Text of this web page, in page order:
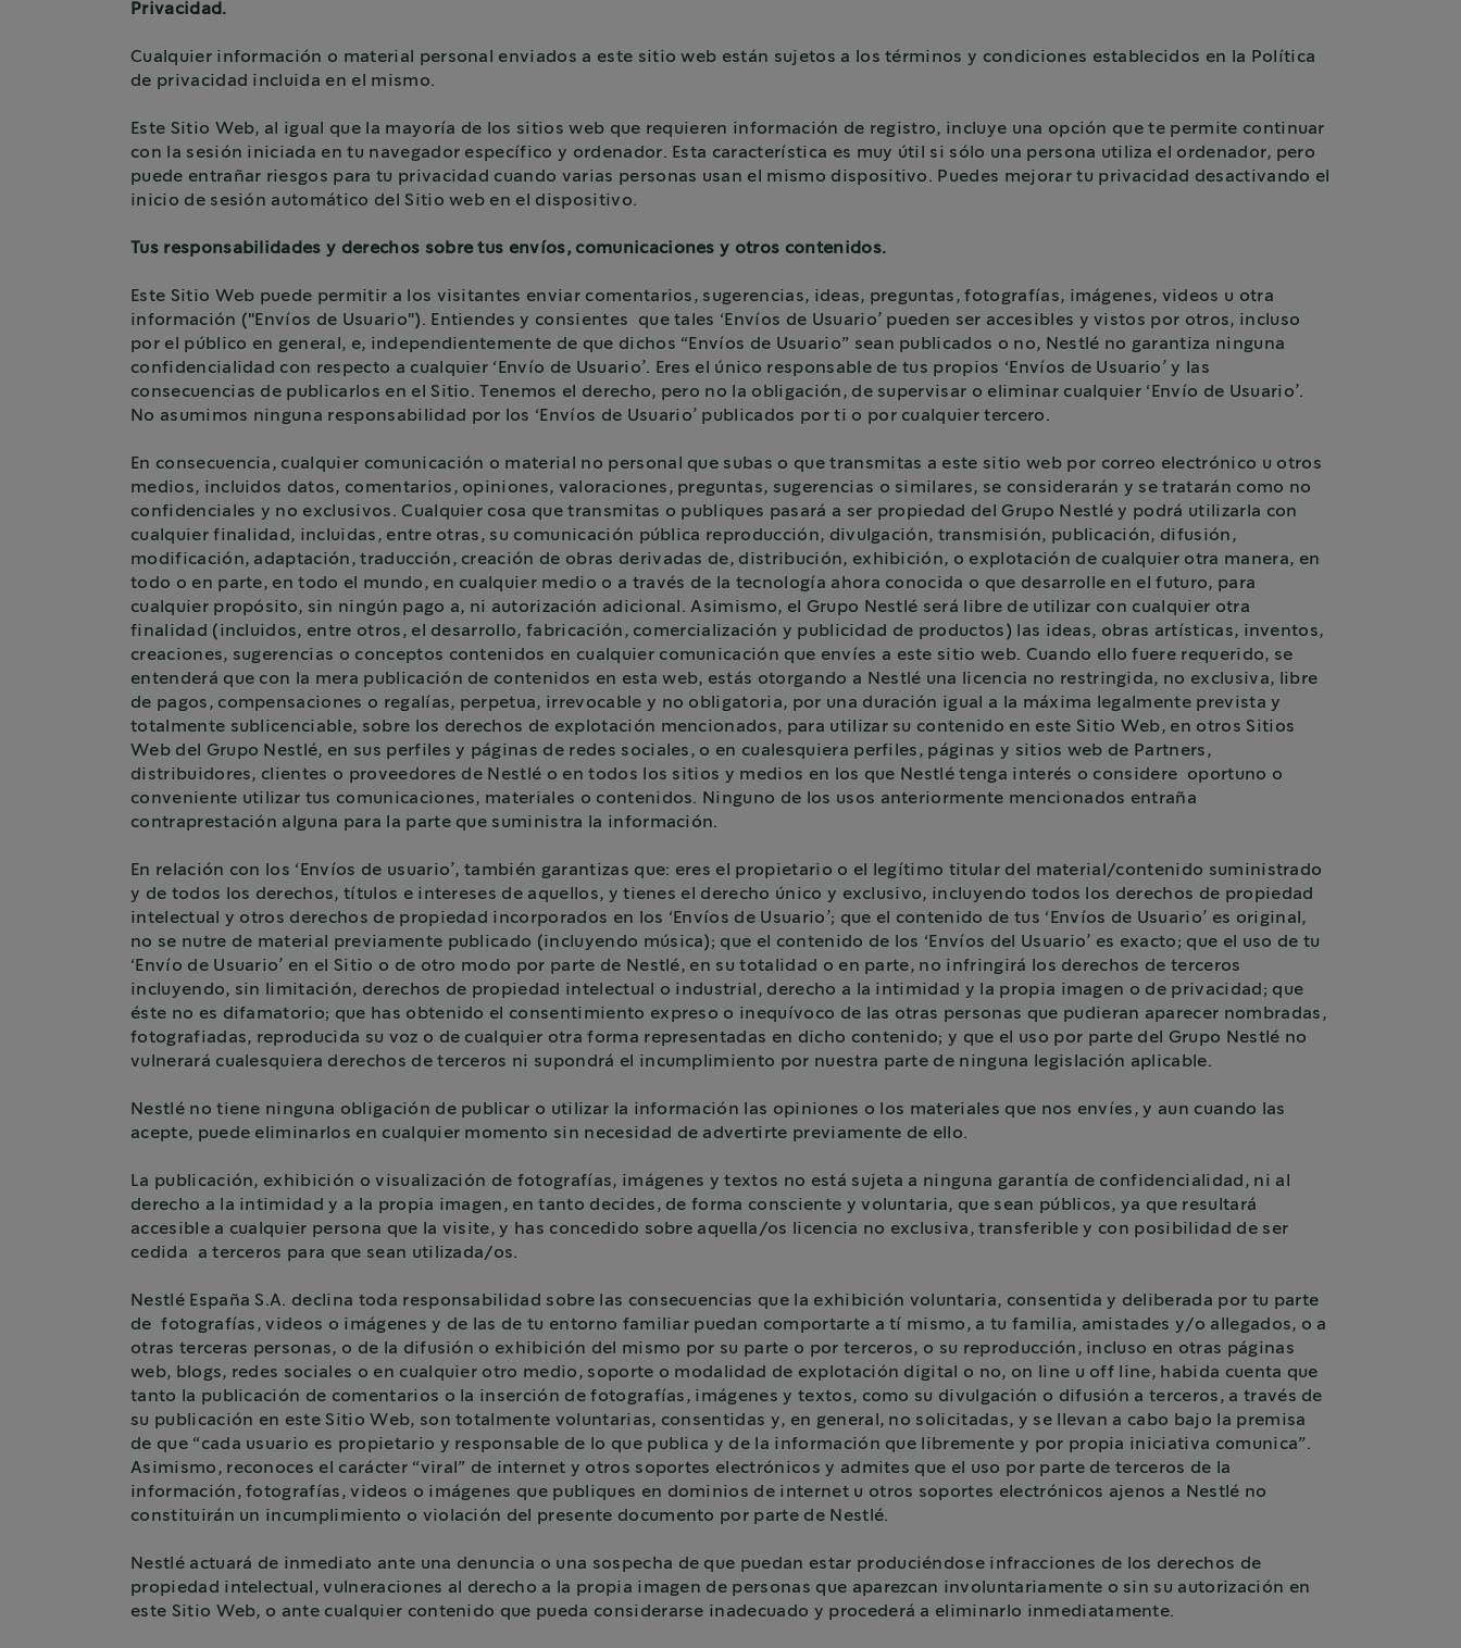
Privacidad.
Cualquier información o material personal enviados a este sitio web están sujetos a los términos y condiciones establecidos en la Política
de privacidad incluida en el mismo.
Este Sitio Web, al igual que la mayoría de los sitios web que requieren información de registro, incluye una opción que te permite continuar
con la sesión iniciada en tu navegador específico y ordenador. Esta característica es muy útil si sólo una persona utiliza el ordenador, pero
puede entrañar riesgos para tu privacidad cuando varias personas usan el mismo dispositivo. Puedes mejorar tu privacidad desactivando el
inicio de sesión automático del Sitio web en el dispositivo.
Tus responsabilidades y derechos sobre tus envíos, comunicaciones y otros contenidos.
Este Sitio Web puede permitir a los visitantes enviar comentarios, sugerencias, ideas, preguntas, fotografías, imágenes, videos u otra
información ("Envíos de Usuario"). Entiendes y consientes que tales ‘Envíos de Usuario’ pueden ser accesibles ​​y vistos por otros, incluso
por el público en general, e, independientemente de que dichos “Envíos de Usuario” sean publicados o no, Nestlé no garantiza ninguna
confidencialidad con respecto a cualquier ‘Envío de Usuario’. Eres el único responsable de tus propios ‘Envíos de Usuario’ y las
consecuencias de publicarlos en el Sitio. Tenemos el derecho, pero no la obligación, de supervisar o eliminar cualquier ‘Envío de Usuario’.
No asumimos ninguna responsabilidad por los ‘Envíos de Usuario’ publicados por ti o por cualquier tercero.
En consecuencia, cualquier comunicación o material no personal que subas o que transmitas a este sitio web por correo electrónico u otros
medios, incluidos datos, comentarios, opiniones, valoraciones, preguntas, sugerencias o similares, se considerarán y se tratarán como no
confidenciales y no exclusivos. Cualquier cosa que transmitas o publiques pasará a ser propiedad del Grupo Nestlé y podrá utilizarla con
cualquier finalidad, incluidas, entre otras, su comunicación pública reproducción, divulgación, transmisión, publicación, difusión,
modificación, adaptación, traducción, creación de obras derivadas de, distribución, exhibición, o explotación de cualquier otra manera, en
todo o en parte, en todo el mundo, en cualquier medio o a través de la tecnología ahora conocida o que desarrolle en el futuro, para
cualquier propósito, sin ningún pago a, ni autorización adicional. Asimismo, el Grupo Nestlé será libre de utilizar con cualquier otra
finalidad (incluidos, entre otros, el desarrollo, fabricación, comercialización y publicidad de productos) las ideas, obras artísticas, inventos,
creaciones, sugerencias o conceptos contenidos en cualquier comunicación que envíes a este sitio web. Cuando ello fuere requerido, se
entenderá que con la mera publicación de contenidos en esta web, estás otorgando a Nestlé una licencia no restringida, no exclusiva, libre
de pagos, compensaciones o regalías, perpetua, irrevocable y no obligatoria, por una duración igual a la máxima legalmente prevista y
totalmente sublicenciable, sobre los derechos de explotación mencionados, para utilizar su contenido en este Sitio Web, en otros Sitios
Web del Grupo Nestlé, en sus perfiles y páginas de redes sociales, o en cualesquiera perfiles, páginas y sitios web de Partners,
distribuidores, clientes o proveedores de Nestlé o en todos los sitios y medios en los que Nestlé tenga interés o considere oportuno o
conveniente utilizar tus comunicaciones, materiales o contenidos. Ninguno de los usos anteriormente mencionados entraña
contraprestación alguna para la parte que suministra la información.
En relación con los ‘Envíos de usuario’, también garantizas que: eres el propietario o el legítimo titular del material/contenido suministrado
y de todos los derechos, títulos e intereses de aquellos, y tienes el derecho único y exclusivo, incluyendo todos los derechos de propiedad
intelectual y otros derechos de propiedad incorporados en los ‘Envíos de Usuario’; que el contenido de tus ‘Envíos de Usuario’ es original,
no se nutre de material previamente publicado (incluyendo música); que el contenido de los ‘Envíos del Usuario’ es exacto; que el uso de tu
‘Envío de Usuario’ en el Sitio o de otro modo por parte de Nestlé, en su totalidad o en parte, no infringirá los derechos de terceros
incluyendo, sin limitación, derechos de propiedad intelectual o industrial, derecho a la intimidad y la propia imagen o de privacidad; que
éste no es difamatorio; que has obtenido el consentimiento expreso o inequívoco de las otras personas que pudieran aparecer nombradas,
fotografiadas, reproducida su voz o de cualquier otra forma representadas en dicho contenido; y que el uso por parte del Grupo Nestlé no
vulnerará cualesquiera derechos de terceros ni supondrá el incumplimiento por nuestra parte de ninguna legislación aplicable.
Nestlé no tiene ninguna obligación de publicar o utilizar la información las opiniones o los materiales que nos envíes, y aun cuando las
acepte, puede eliminarlos en cualquier momento sin necesidad de advertirte previamente de ello.
La publicación, exhibición o visualización de fotografías, imágenes y textos no está sujeta a ninguna garantía de confidencialidad, ni al
derecho a la intimidad y a la propia imagen, en tanto decides, de forma consciente y voluntaria, que sean públicos, ya que resultará
accesible a cualquier persona que la visite, y has concedido sobre aquella/os licencia no exclusiva, transferible y con posibilidad de ser
cedida a terceros para que sean utilizada/os.
Nestlé España S.A. declina toda responsabilidad sobre las consecuencias que la exhibición voluntaria, consentida y deliberada por tu parte
de fotografías, videos o imágenes y de las de tu entorno familiar puedan comportarte a tí mismo, a tu familia, amistades y/o allegados, o a
otras terceras personas, o de la difusión o exhibición del mismo por su parte o por terceros, o su reproducción, incluso en otras páginas
web, blogs, redes sociales o en cualquier otro medio, soporte o modalidad de explotación digital o no, on line u off line, habida cuenta que
tanto la publicación de comentarios o la inserción de fotografías, imágenes y textos, como su divulgación o difusión a terceros, a través de
su publicación en este Sitio Web, son totalmente voluntarias, consentidas y, en general, no solicitadas, y se llevan a cabo bajo la premisa
de que “cada usuario es propietario y responsable de lo que publica y de la información que libremente y por propia iniciativa comunica”.
Asimismo, reconoces el carácter “viral” de internet y otros soportes electrónicos y admites que el uso por parte de terceros de la
información, fotografías, videos o imágenes que publiques en dominios de internet u otros soportes electrónicos ajenos a Nestlé no
constituirán un incumplimiento o violación del presente documento por parte de Nestlé.
Nestlé actuará de inmediato ante una denuncia o una sospecha de que puedan estar produciéndose infracciones de los derechos de
propiedad intelectual, vulneraciones al derecho a la propia imagen de personas que aparezcan involuntariamente o sin su autorización en
este Sitio Web, o ante cualquier contenido que pueda considerarse inadecuado y procederá a eliminarlo inmediatamente.